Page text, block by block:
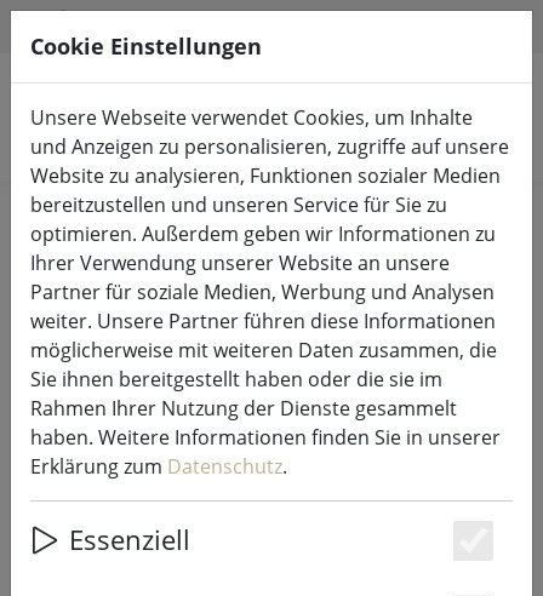
Produkte suchen
Start Lichterketten & Beleuchtung Lichterketten
Kaemingk Lumineo LED-
Lichterkette Basic mit Dimmer 360
LED warmweiß außen 27 m
schwarz
Cookie Einstellungen
Unsere Webseite verwendet Cookies, um Inhalte
und Anzeigen zu personalisieren, zugriffe auf unsere
Website zu analysieren, Funktionen sozialer Medien
bereitzustellen und unseren Service für Sie zu
optimieren. Außerdem geben wir Informationen zu
Ihrer Verwendung unserer Website an unsere
Partner für soziale Medien, Werbung und Analysen
weiter. Unsere Partner führen diese Informationen
möglicherweise mit weiteren Daten zusammen, die
Sie ihnen bereitgestellt haben oder die sie im
Rahmen Ihrer Nutzung der Dienste gesammelt
haben. Weitere Informationen finden Sie in unserer
Erklärung zum Datenschutz.
Essenziell